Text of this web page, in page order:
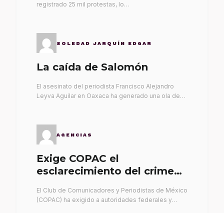
registrado 25 mil protestas, lo…
SOLEDAD JARQUÍN EDGAR
La caída de Salomón
El asesinato del periodista Francisco Alejandro
Leyva Aguilar en Oaxaca ha generado una ola de…
AGENCIAS
Exige COPAC el
esclarecimiento del crimen
El Club de Comunicadores y Periodistas de México
(COPAC) ha exigido a autoridades federales y…